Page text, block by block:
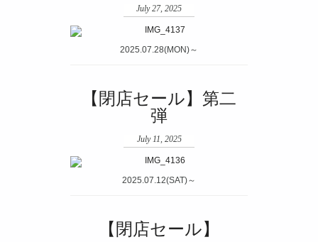
July 27, 2025
2025.07.28(MON)～
【閉店セール】第二
弾
July 11, 2025
2025.07.12(SAT)～
【閉店セール】